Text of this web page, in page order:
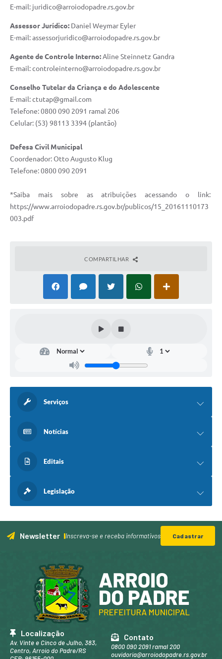
E-mail: juridico@arroiodopadre.rs.gov.br
Assessor Jurídico: Daniel Weymar Eyler
E-mail: assessorjuridico@arroiodopadre.rs.gov.br
Agente de Controle Interno:Aline Steinnetz Gandra
E-mail: controleinterno@arroiodopadre.rs.gov.br
Conselho Tutelar da Criança e do Adolescente
E-mail: ctutap@gmail.com
Telefone: 0800 090 2091 ramal 206
Celular: (53) 98113 3394 (plantão)
Defesa Civil Municipal
Coordenador: Otto Augusto Klug
Telefone: 0800 090 2091
*Saiba mais sobre as atribuições acessando o link:
https://www.arroiodopadre.rs.gov.br/publicos/15_20161110173
003.pdf
COMPARTILHAR
Serviços
Notícias
Editais
Legislação
Newsletter Inscreva-se e receba informativos Cadastrar
Localização
Av. Vinte e Cinco de Julho, 383,
Centro, Arroio do Padre/RS
Contato
0800 090 2091 ramal 200
ouvidoria@arroiodopadre.rs.gov.br